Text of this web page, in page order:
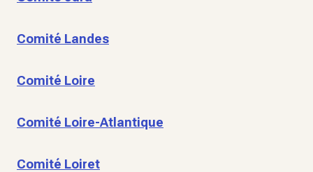
Comité Landes
Comité Loire
Comité Loire-Atlantique
Comité Loiret